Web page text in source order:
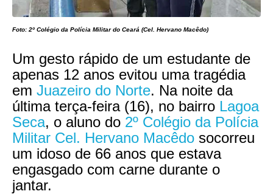
Foto: 2º Colégio da Polícia Militar do Ceará (Cel. Hervano Macêdo)
Um gesto rápido de um estudante de
apenas 12 anos evitou uma tragédia
em Juazeiro do Norte. Na noite da
última terça-feira (16), no bairro Lagoa
Seca, o aluno do 2º Colégio da Polícia
Militar Cel. Hervano Macêdo socorreu
um idoso de 66 anos que estava
engasgado com carne durante o
jantar.